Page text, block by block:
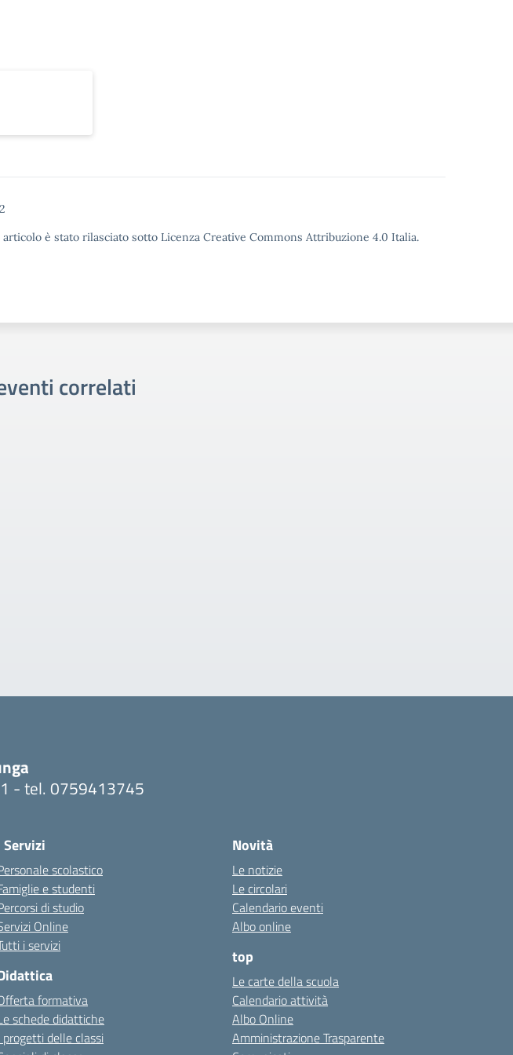
è stato rilasciato sotto Licenza Creative Commons Attribuzione 4.0 Italia.
correlati
- tel. 0759413745
Servizi
scolastico
e studenti
di studio
Online
i servizi
formativa
schede didattiche
progetti delle classi
Novità
Le notizie
Le circolari
Calendario eventi
Albo online
top
Le carte della scuola
Calendario attività
Albo Online
Amministrazione Trasparente